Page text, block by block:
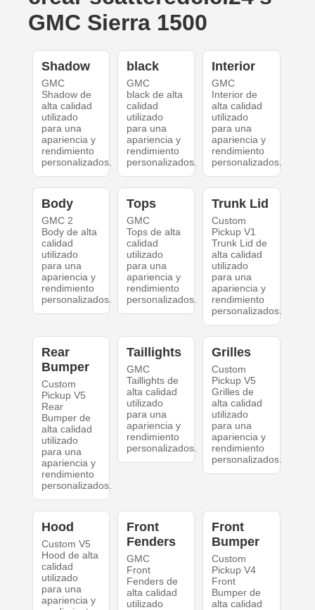
GMC Sierra 1500
Shadow
GMC
Shadow de
alta calidad
utilizado
para una
apariencia y
rendimiento
personalizados.
black
GMC
black de alta
calidad
utilizado
para una
apariencia y
rendimiento
personalizados.
Interior
GMC
Interior de
alta calidad
utilizado
para una
apariencia y
rendimiento
personalizados.
Body
GMC 2
Body de alta
calidad
utilizado
para una
apariencia y
rendimiento
personalizados.
Tops
GMC
Tops de alta
calidad
utilizado
para una
apariencia y
rendimiento
personalizados.
Trunk Lid
Custom
Pickup V1
Trunk Lid de
alta calidad
utilizado
para una
apariencia y
rendimiento
personalizados.
Rear
Bumper
Custom
Pickup V5
Rear
Bumper de
alta calidad
utilizado
para una
apariencia y
rendimiento
personalizados.
Taillights
GMC
Taillights de
alta calidad
utilizado
para una
apariencia y
rendimiento
personalizados.
Grilles
Custom
Pickup V5
Grilles de
alta calidad
utilizado
para una
apariencia y
rendimiento
personalizados.
Hood
Custom V5
Hood de alta
calidad
utilizado
para una
apariencia y
Front
Fenders
GMC
Front
Fenders de
alta calidad
utilizado
Front
Bumper
Custom
Pickup V4
Front
Bumper de
alta calidad